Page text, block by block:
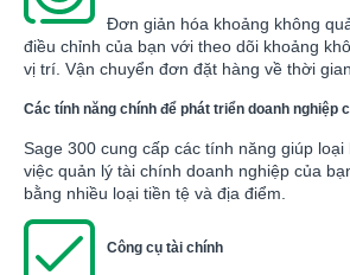
Đơn giản hóa khoảng không
điều chỉnh của bạn với theo dõi khoảng
vị trí. Vận chuyển đơn đặt hàng về thời
Các tính năng chính để phát triển doanh nghiệp
Sage 300 cung cấp các tính năng giúp
việc quản lý tài chính doanh nghiệp của
bằng nhiều loại tiền tệ và địa điểm.
Công cụ tài chính